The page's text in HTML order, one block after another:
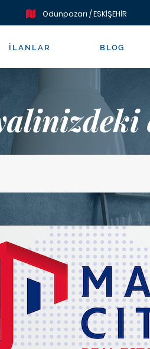
Odunpazarı / ESKİŞEHİR
İLANLAR BLOG